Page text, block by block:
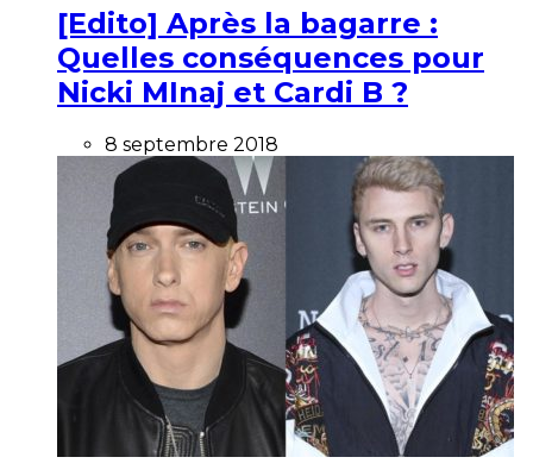
[Edito] Après la bagarre :
Quelles conséquences pour
Nicki MInaj et Cardi B ?
8 septembre 2018